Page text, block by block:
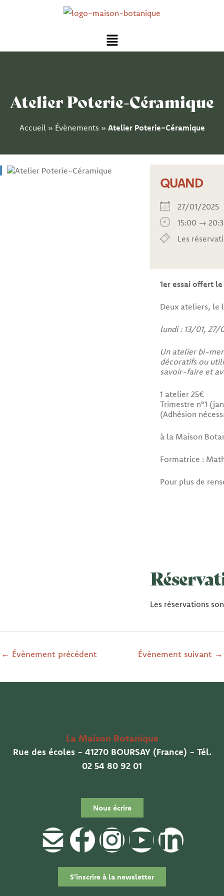
Menu
Atelier Poterie-Céramique
Accueil» Évènements » Atelier Poterie-Céramique
QUAND
27/01/
15:00 →
Les
1er essai offert
Deux ateliers, le
lundi : 13/01,
Un atelier bi-
décoratifs ou
savoir-faire et
1 atelier 25€
Trimestre n°1
(Adhésion
à la Maison
Formatrice :
Pour plus de
Les réservations
← Évènement précédent Évènement suivant →
La Maison Botanique
Rue des écoles - 41270 BOURSAY (France) - Tél.
02 54 80 92 01
Nous écrire
E
n
v
F
a
c
I
n
s
Y
o
u
L
S'inscrire à la newsletter